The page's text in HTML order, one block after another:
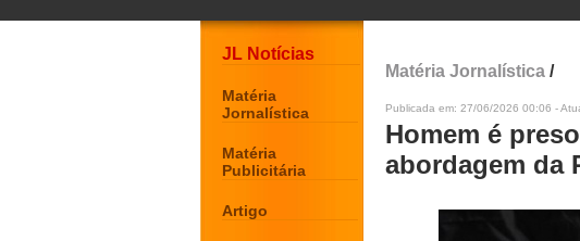
JL Notícias
Matéria
Jornalística
Matéria
Publicitária
Artigo
Matéria Jornalística /
Publicada em: 27/06/2026 00:06 -
Homem é
abordagem da